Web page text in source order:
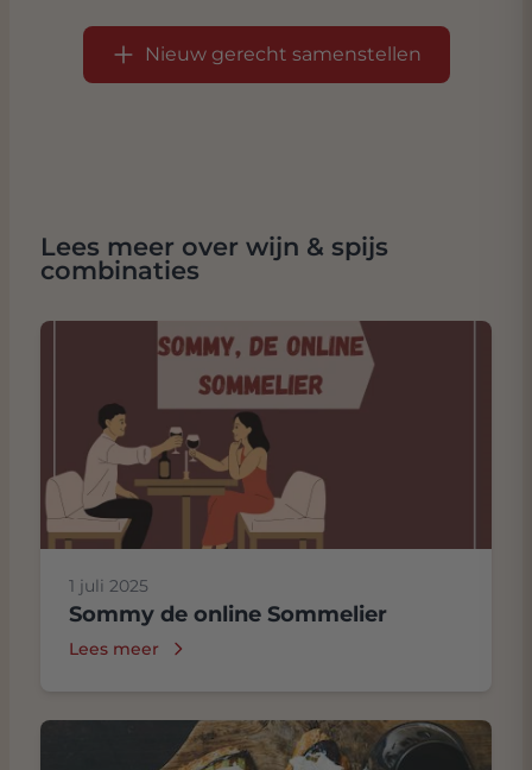
Nieuw gerecht samenstellen
Lees meer over wijn & spijs
combinaties
1 juli 2025
Sommy de online Sommelier
Lees meer